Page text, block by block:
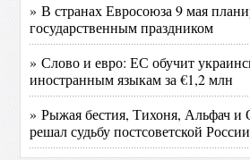
» В странах Евросоюза 9 мая
государственным праздником
» Слово и евро: ЕС обучит
иностранным языкам за €1,2 млн
» Рыжая бестия, Тихоня, Альфач и
решал судьбу постсоветской России